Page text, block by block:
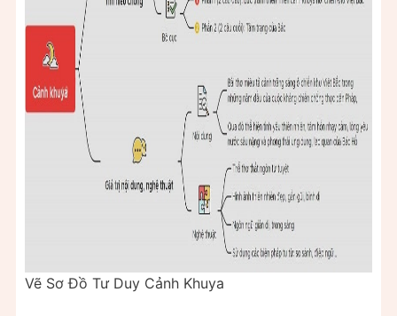
Vẽ Sơ Đồ Tư Duy Cảnh Khuya